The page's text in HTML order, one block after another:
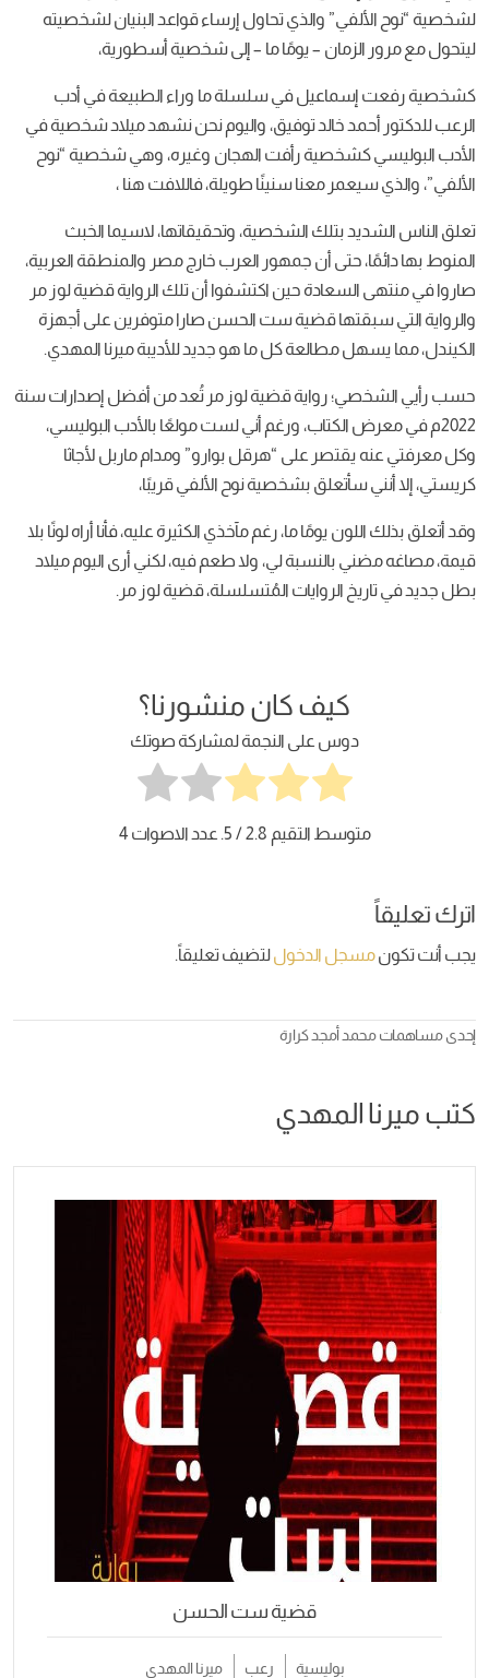
لشخصية “نوح الألفي” والذي تحاول إرساء قواعد البنيان لشخصيته
ليتحول مع مرور الزمان – يومًا ما – إلى شخصية أسطورية،
كشخصية رفعت إسماعيل في سلسلة ما وراء الطبيعة في أدب
الرعب للدكتور أحمد خالد توفيق، واليوم نحن نشهد ميلاد شخصية في
الأدب البوليسي كشخصية رأفت الهجان وغيره، وهي شخصية “نوح
الألفي”، والذي سيعمر معنا سنينًا طويلة، فاللافت هنا ،
تعلق الناس الشديد بتلك الشخصية، وتحقيقاتها، لاسيما الخبث
المنوط بها دائمًا، حتى أن جمهور العرب خارج مصر والمنطقة العربية،
صاروا في منتهى السعادة حين اكتشفوا أن تلك الرواية قضية لوز مر
والرواية التي سبقتها قضية ست الحسن صارا متوفرين على أجهزة
الكيندل، مما يسهل مطالعة كل ما هو جديد للأديبة ميرنا المهدي.
حسب رأيي الشخصي؛ رواية قضية لوز مر تُعد من أفضل إصدارات سنة
2022م في معرض الكتاب، ورغم أني لست مولعًا بالأدب البوليسي،
وكل معرفتي عنه يقتصر على “هرقل بوارو” ومدام ماربل لأجاثا
كريستي، إلا أنني سأتعلق بشخصية نوح الألفي قريبًا،
وقد أتعلق بذلك اللون يومًا ما، رغم مآخذي الكثيرة عليه، فأنا أراه لونًا بلا
قيمة، مصاغه مضني بالنسبة لي، ولا طعم فيه، لكني أرى اليوم ميلاد
بطل جديد في تاريخ الروايات المُتسلسلة، قضية لوز مر.
كيف كان منشورنا؟
دوس على النجمة لمشاركة صوتك
متوسط التقيم 2.8/ 5. عدد الاصوات 4
اترك تعليقاً
يجب أنت تكونمسجل الدخوللتضيف تعليقاً.
إحدى مساهماتمحمد أمجد كرارة
كتب ميرنا المهدي
قضية ست الحسن
بوليسية رعب ميرنا المهدي